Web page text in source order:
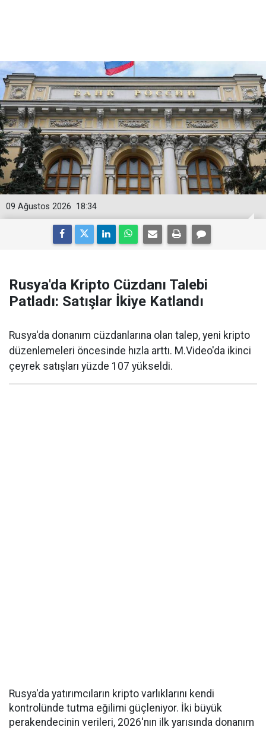
18:34
09 Ağustos 2026
Rusya'da Kripto Cüzdanı Talebi
Patladı: Satışlar İkiye Katlandı
Rusya'da donanım cüzdanlarına olan talep, yeni kripto
düzenlemeleri öncesinde hızla arttı. M.Video'da ikinci
çeyrek satışları yüzde 107 yükseldi.
Rusya'da yatırımcıların kripto varlıklarını kendi
kontrolünde tutma eğilimi güçleniyor. İki büyük
perakendecinin verileri, 2026'nın ilk yarısında donanım